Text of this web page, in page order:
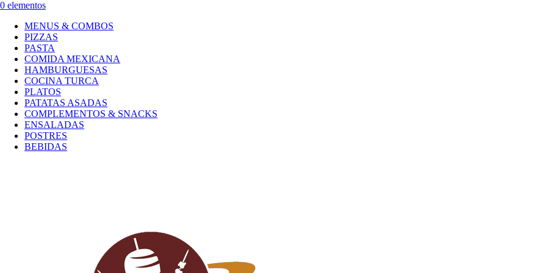
0 elementos
MENUS & COMBOS
PIZZAS
PASTA
COMIDA MEXICANA
HAMBURGUESAS
COCINA TURCA
PLATOS
PATATAS ASADAS
COMPLEMENTOS & SNACKS
ENSALADAS
POSTRES
BEBIDAS